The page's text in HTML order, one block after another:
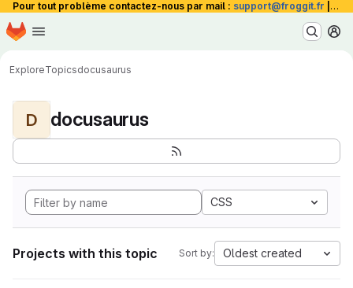
Pour tout problème contactez-nous par mail : support@froggit.fr La
Skip to main content
Homepage
ExploreTopicsdocusaurus
D docusaurus
CSS
Projects with this topic Sort by: Oldest created